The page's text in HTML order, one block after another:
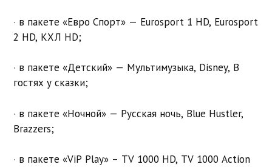
· в пакете «Евро Спорт» — Eurosport 1 HD, Eurosport
2 HD, КХЛ HD;
· в пакете «Детский» — Мультимузыка, Disney, В
гостях у сказки;
· в пакете «Ночной» — Русская ночь, Blue Hustler,
Brazzers;
· в пакете «ViP Play» – TV 1000 HD, TV 1000 Action